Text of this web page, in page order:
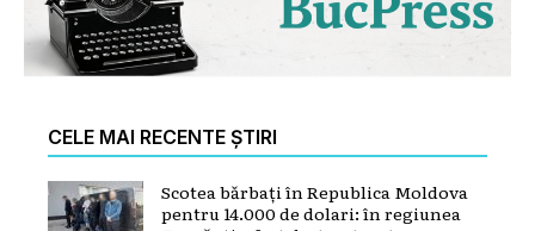
CELE MAI RECENTE ȘTIRI
Scotea bărbați în Republica Moldova
pentru 14.000 de dolari: în regiunea